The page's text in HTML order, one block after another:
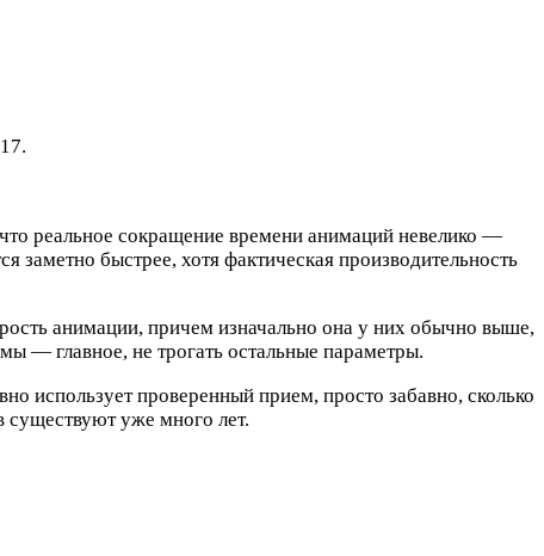
реальное сокращение времени анимаций невелико —
быстрее, хотя фактическая производительность
анимации, причем изначально она у них обычно выше,
— главное, не трогать остальные параметры.
использует проверенный прием, просто забавно, сколько
уже много лет.